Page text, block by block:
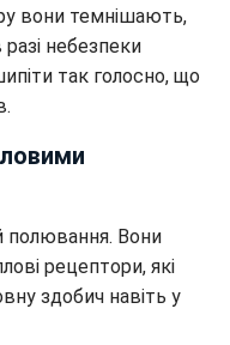
вони темнішають,
небезпеки
так голосно, що
полювання. Вони
рецептори, які
здобич навіть у